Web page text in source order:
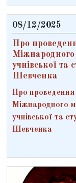
08/12/2025
Про
Міжнародного
учнівської та
Шевченка
Про проведення
Міжнародного
учнівської та
Шевченка